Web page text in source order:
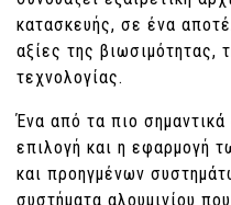
κατασκευής, σε ένα
αξίες της βιωσιμότητας,
τεχνολογίας.
Ένα από τα πιο σημαντικά
επιλογή και η εφαρμογή
και προηγμένων
συστήματα αλουμινίου